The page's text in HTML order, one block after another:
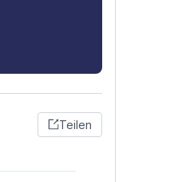
Teilen